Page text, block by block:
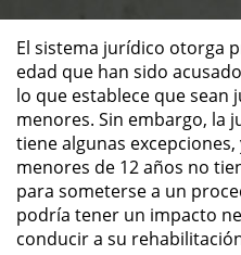
ALTERNATIVE
Military
Áreas de Practica
Asalto y
El sistema jurídico otorga
edad que han sido
lo que establece que sean
menores. Sin embargo, la
tiene algunas
menores de 12 años no
para someterse a un
podría tener un impacto
conducir a su